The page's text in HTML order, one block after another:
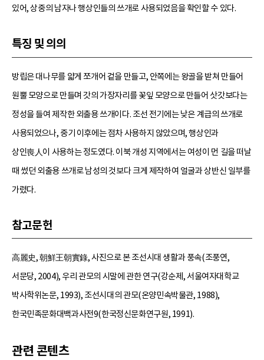
있어, 상중의 남자나 행상인들의 쓰개로 사용되었음을 확인할 수 있다.
특징 및 의의
방립은 대나무를 얇게 쪼개어 겉을 만들고, 안쪽에는 왕골을 받쳐 만들어
원뿔 모양으로 만들며 갓의 가장자리를 꽃잎 모양으로 만들어 삿갓보다는
정성을 들여 제작한 외출용 쓰개이다. 조선 전기에는 낮은 계급의 쓰개로
사용되었으나, 중기 이후에는 점차 사용하지 않았으며, 행상인과
상인喪人이 사용하는 정도였다. 이북 개성 지역에서는 여성이 먼 길을 떠날
때 썼던 외출용 쓰개로 남성의 것보다 크게 제작하여 얼굴과 상반신 일부를
가렸다.
참고문헌
高麗史, 朝鮮王朝實錄, 사진으로 본 조선시대 생활과 풍속(조풍연,
서문당, 2004), 우리 관모의 시말에 관한 연구(강순제, 서울여자대학교
박사학위논문, 1993), 조선시대의 관모(온양민속박물관, 1988),
한국민족문화대백과사전9(한국정신문화연구원, 1991).
관련 콘텐츠